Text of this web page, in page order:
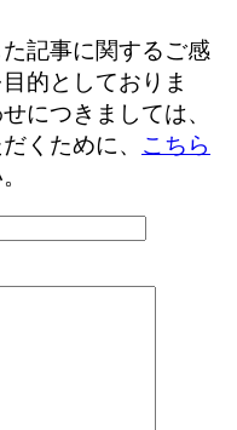
記事に関するご感
的としておりま
につきましては、
くために、 こちら